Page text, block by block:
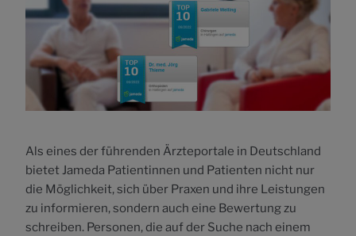
Als eines der führenden Ärzteportale in Deutschland
bietet Jameda Patientinnen und Patienten nicht nur
die Möglichkeit, sich über Praxen und ihre Leistungen
zu informieren, sondern auch eine Bewertung zu
schreiben. Personen, die auf der Suche nach einem